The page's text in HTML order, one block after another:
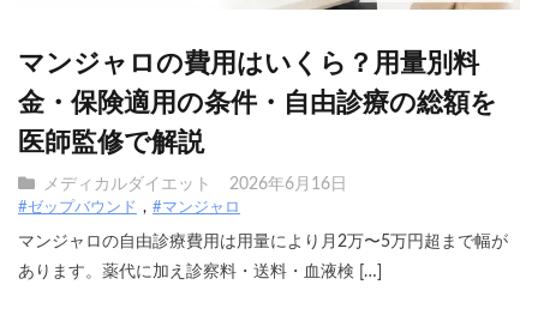
マンジャロの費用はいくら？用量別料
金・保険適用の条件・自由診療の総額を
医師監修で解説
メディカルダイエット 2026年6月16日
#ゼップバウンド #マンジャロ
マンジャロの自由診療費用は用量により月2万〜5万円超まで幅が
あります。薬代に加え診察料・送料・血液検 […]